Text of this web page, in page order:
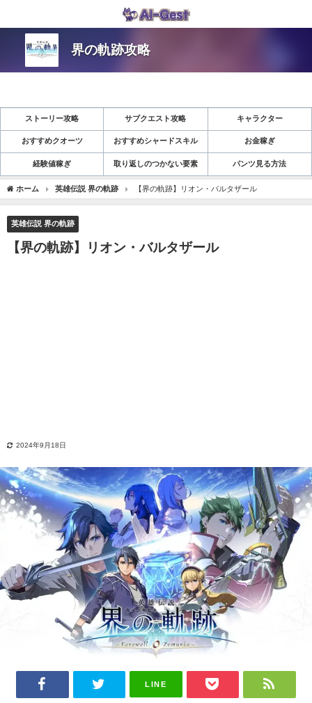
界の軌跡攻略
ストーリー攻略 サブクエスト攻略 キャラクター
おすすめクオーツ おすすめシャードスキル お金稼ぎ
経験値稼ぎ 取り返しのつかない要素 パンツ見る方法
ホーム 英雄伝説 界の軌跡 【界の軌跡】リオン・バルタザール
英雄伝説 界の軌跡
【界の軌跡】リオン・バルタザール
2024年9月18日
LINE